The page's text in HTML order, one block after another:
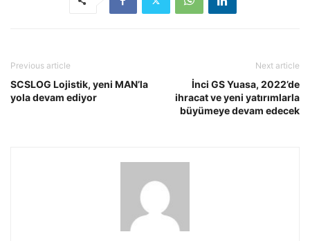
Previous article
SCSLOG Lojistik, yeni MAN’la
yola devam ediyor
Next article
İnci GS Yuasa, 2022’de
ihracat ve yeni yatırımlarla
büyümeye devam edecek